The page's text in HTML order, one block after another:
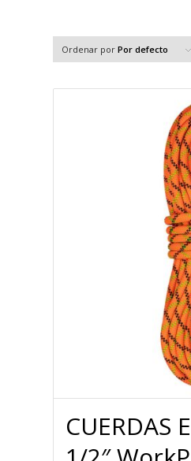
Ordenar por Por defecto
CUERDAS